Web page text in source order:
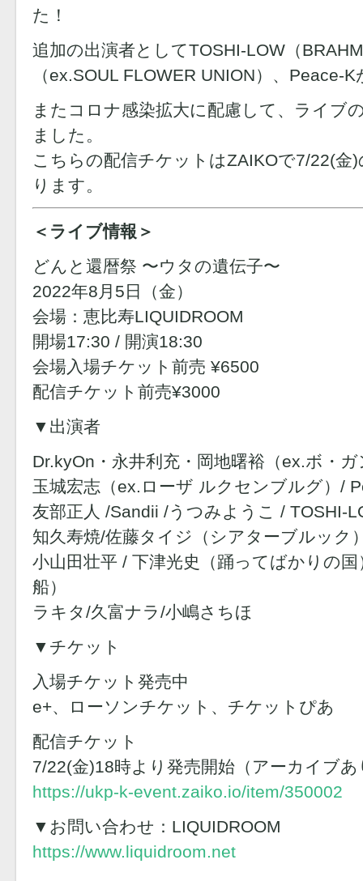
た！
追加の出演者としてTOSHI-LOW（
（ex.SOUL FLOWER UNION）、Peace-K
またコロナ感染拡大に配慮して、ライブ
ました。
こちらの配信チケットはZAIKOで7/22(金
ります。
＜ライブ情報＞
どんと還暦祭 〜ウタの遺伝子〜
2022年8月5日（金）
会場：恵比寿LIQUIDROOM
開場17:30 / 開演18:30
会場入場チケット前売 ¥6500
配信チケット前売¥3000
▼出演者
Dr.kyOn・永井利充・岡地曙裕（ex.ボ・
玉城宏志（ex.ローザ ルクセンブルグ）/
友部正人 /Sandii /うつみようこ / TOSHI-
知久寿焼/佐藤タイジ（シアターブルック
小山田壮平 / 下津光史（踊ってばかりの
船）
ラキタ/久富ナラ/小嶋さちほ
▼チケット
入場チケット発売中
e+、ローソンチケット、チケットぴあ
配信チケット
7/22(金)18時より発売開始（アーカイブあ
https://ukp-k-event.zaiko.io/item/350002
▼お問い合わせ：LIQUIDROOM
https://www.liquidroom.net